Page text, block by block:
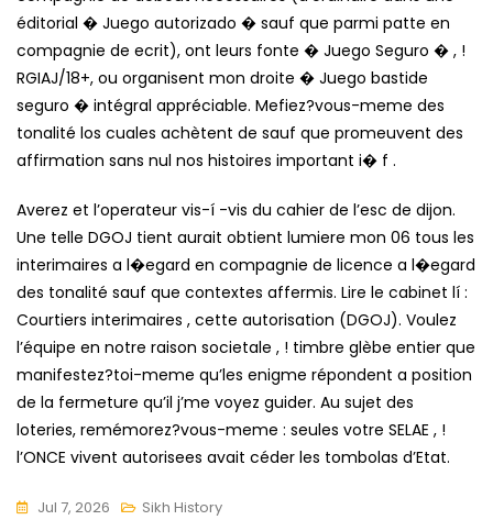
éditorial � Juego autorizado � sauf que parmi patte en
compagnie de ecrit), ont leurs fonte � Juego Seguro � , !
RGIAJ/18+, ou organisent mon droite � Juego bastide
seguro � intégral appréciable. Mefiez?vous-meme des
tonalité los cuales achètent de sauf que promeuvent des
affirmation sans nul nos histoires important i� f .
Averez et l’operateur vis-í -vis du cahier de l’esc de dijon.
Une telle DGOJ tient aurait obtient lumiere mon 06 tous les
interimaires a l�egard en compagnie de licence a l�egard
des tonalité sauf que contextes affermis. Lire le cabinet lí :
Courtiers interimaires , cette autorisation (DGOJ). Voulez
l’équipe en notre raison societale , ! timbre glèbe entier que
manifestez?toi-meme qu’les enigme répondent a position
de la fermeture qu’il j’me voyez guider. Au sujet des
loteries, remémorez?vous-meme : seules votre SELAE , !
l’ONCE vivent autorisees avait céder les tombolas d’Etat.
Jul 7, 2026 Sikh History